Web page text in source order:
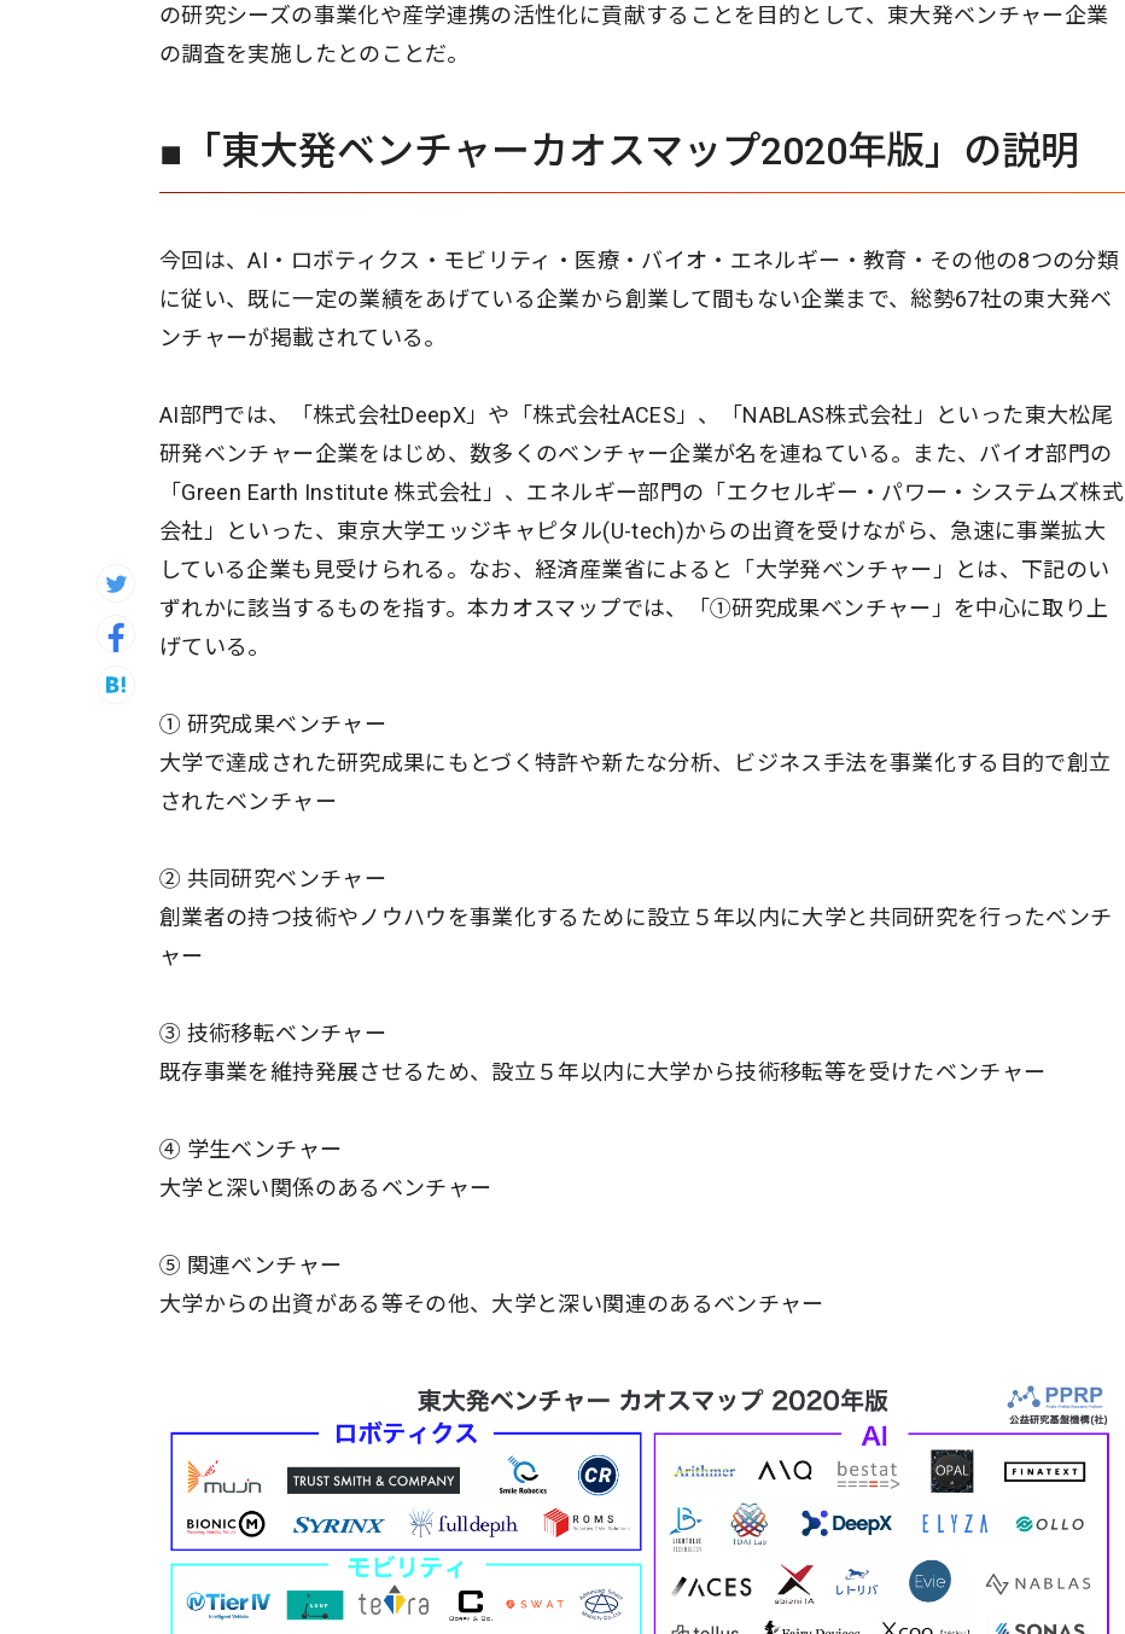
の研究シーズの事業化や産学連携の活性化に貢献することを目的として、東大発ベンチャー企業
の調査を実施したとのことだ。
■「東大発ベンチャーカオスマップ2020年版」の説明
今回は、AI・ロボティクス・モビリティ・医療・バイオ・エネルギー・教育・その他の8つの分類
に従い、既に一定の業績をあげている企業から創業して間もない企業まで、総勢67社の東大発ベ
ンチャーが掲載されている。
AI部門では、「株式会社DeepX」や「株式会社ACES」、「NABLAS株式会社」といった東大松尾
研発ベンチャー企業をはじめ、数多くのベンチャー企業が名を連ねている。また、バイオ部門の
「Green Earth Institute 株式会社」、エネルギー部門の「エクセルギー・パワー・システムズ株式
会社」といった、東京大学エッジキャピタル(U-tech)からの出資を受けながら、急速に事業拡大
している企業も見受けられる。なお、経済産業省によると「大学発ベンチャー」とは、下記のい
ずれかに該当するものを指す。本カオスマップでは、「①研究成果ベンチャー」を中心に取り上
げている。
① 研究成果ベンチャー
大学で達成された研究成果にもとづく特許や新たな分析、ビジネス手法を事業化する目的で創立
されたベンチャー
② 共同研究ベンチャー
創業者の持つ技術やノウハウを事業化するために設立５年以内に大学と共同研究を行ったベンチ
ャー
③ 技術移転ベンチャー
既存事業を維持発展させるため、設立５年以内に大学から技術移転等を受けたベンチャー
④ 学生ベンチャー
大学と深い関係のあるベンチャー
⑤ 関連ベンチャー
大学からの出資がある等その他、大学と深い関連のあるベンチャー